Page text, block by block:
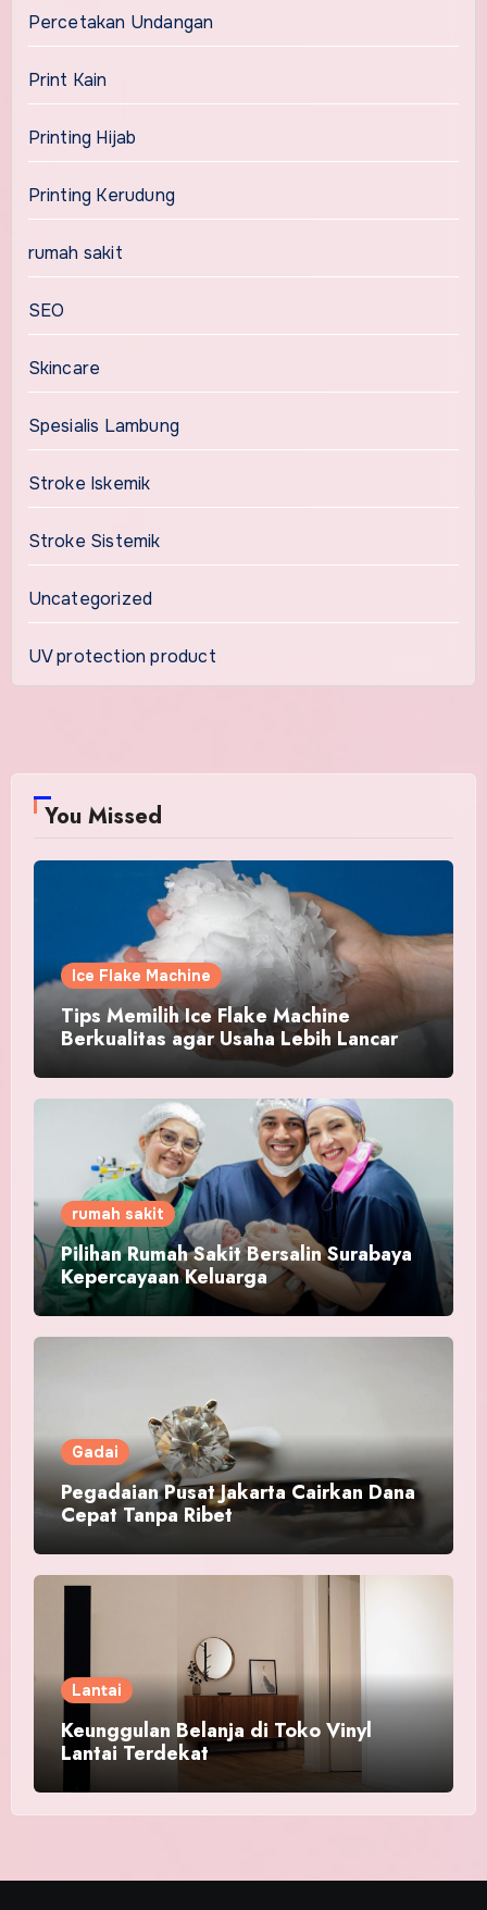
Percetakan Undangan
Print Kain
Printing Hijab
Printing Kerudung
rumah sakit
SEO
Skincare
Spesialis Lambung
Stroke Iskemik
Stroke Sistemik
Uncategorized
UV protection product
You Missed
Ice Flake Machine
Tips Memilih Ice Flake Machine
Berkualitas agar Usaha Lebih Lancar
rumah sakit
Pilihan Rumah Sakit Bersalin Surabaya
Kepercayaan Keluarga
Gadai
Pegadaian Pusat Jakarta Cairkan Dana
Cepat Tanpa Ribet
Lantai
Keunggulan Belanja di Toko Vinyl
Lantai Terdekat